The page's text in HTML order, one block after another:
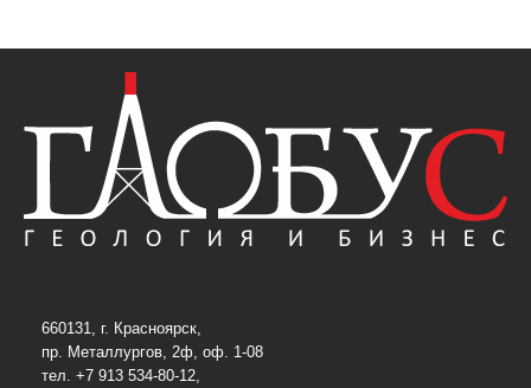
660131, г. Красноярск,
пр. Металлургов, 2ф, оф. 1-08
тел. +7 913 534-80-12,